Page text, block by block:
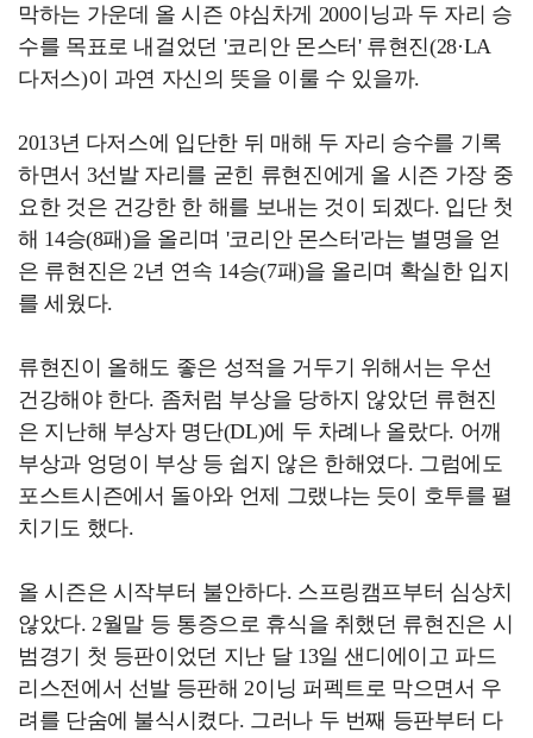
막하는 가운데 올 시즌 야심차게 200이닝과 두 자리 승
수를 목표로 내걸었던 '코리안 몬스터' 류현진(28·LA
다저스)이 과연 자신의 뜻을 이룰 수 있을까.
2013년 다저스에 입단한 뒤 매해 두 자리 승수를 기록
하면서 3선발 자리를 굳힌 류현진에게 올 시즌 가장 중
요한 것은 건강한 한 해를 보내는 것이 되겠다. 입단 첫
해 14승(8패)을 올리며 '코리안 몬스터'라는 별명을 얻
은 류현진은 2년 연속 14승(7패)을 올리며 확실한 입지
를 세웠다.
류현진이 올해도 좋은 성적을 거두기 위해서는 우선
건강해야 한다. 좀처럼 부상을 당하지 않았던 류현진
은 지난해 부상자 명단(DL)에 두 차례나 올랐다. 어깨
부상과 엉덩이 부상 등 쉽지 않은 한해였다. 그럼에도
포스트시즌에서 돌아와 언제 그랬냐는 듯이 호투를 펼
치기도 했다.
올 시즌은 시작부터 불안하다. 스프링캠프부터 심상치
않았다. 2월말 등 통증으로 휴식을 취했던 류현진은 시
범경기 첫 등판이었던 지난 달 13일 샌디에이고 파드
리스전에서 선발 등판해 2이닝 퍼펙트로 막으면서 우
려를 단숨에 불식시켰다. 그러나 두 번째 등판부터 다